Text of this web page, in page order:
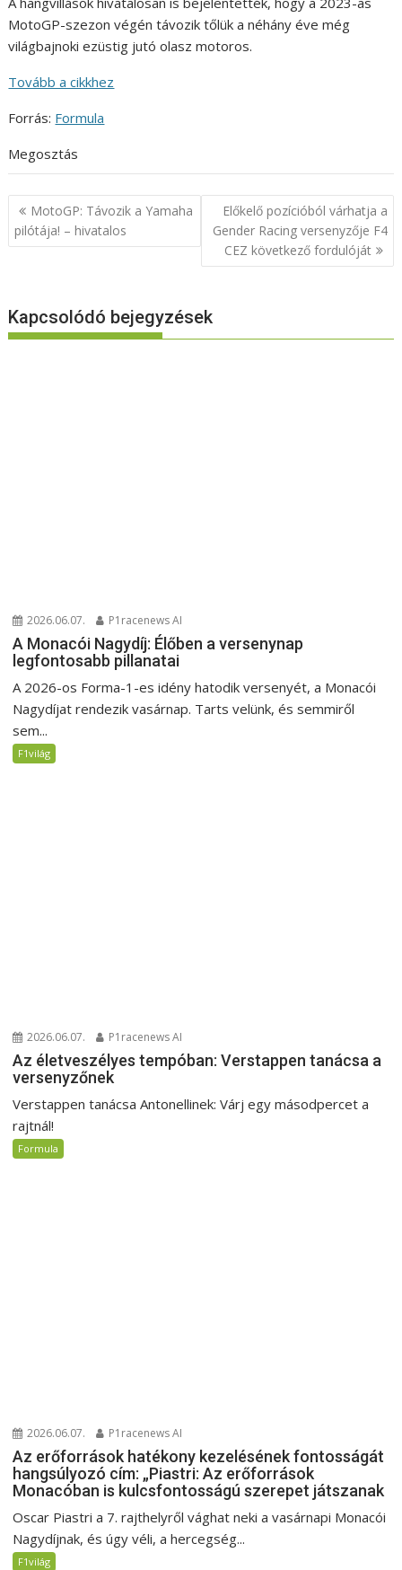
MotoGP-szezon végén távozik tőlük a néhány éve még
világbajnoki ezüstig jutó olasz motoros.
Tovább a cikkhez
Forrás: Formula
Megosztás
Bejegyzés
navigáció
MotoGP: Távozik a Yamaha
pilótája! – hivatalos
Előkelő pozícióból várhatja a
Gender Racing versenyzője F4
CEZ következő fordulóját
Kapcsolódó bejegyzések
2026.06.07. P1racenews AI
A Monacói Nagydíj: Élőben a versenynap
legfontosabb pillanatai
A 2026-os Forma-1-es idény hatodik versenyét, a Monacói
Nagydíjat rendezik vasárnap. Tarts velünk, és semmiről
sem...
F1világ
2026.06.07. P1racenews AI
Az életveszélyes tempóban: Verstappen tanácsa a
versenyzőnek
Verstappen tanácsa Antonellinek: Várj egy másodpercet a
rajtnál!
Formula
2026.06.07. P1racenews AI
Az erőforrások hatékony kezelésének fontosságát
hangsúlyozó cím: „Piastri: Az erőforrások
Monacóban is kulcsfontosságú szerepet játszanak
Oscar Piastri a 7. rajthelyről vághat neki a vasárnapi Monacói
Nagydíjnak, és úgy véli, a hercegség...
F1világ